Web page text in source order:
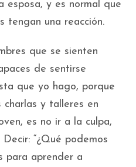
esposa, y es normal que
tengan una reacción.
que se sienten
de sentirse
que yo hago, porque
charlas y talleres en
es no ir a la culpa,
“¿Qué podemos
para aprender a